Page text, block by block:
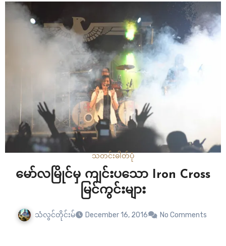
သတင်းဓါတ်ပုံ
မော်လမြိုင်မှ ကျင်းပသော Iron Cross
မြင်ကွင်းများ
သံလွင်တိုင်းမ် December 16, 2016 No Comments